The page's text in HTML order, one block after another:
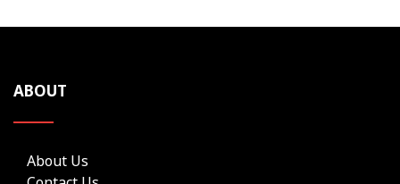
ABOUT
About Us